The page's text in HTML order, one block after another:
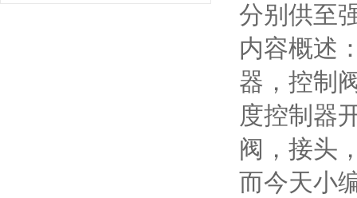
分别供至
内容概述
器，控制
度控制器
阀，接头
而今天小